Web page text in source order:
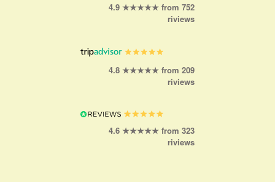
4.9 ★★★★★ from 752
riviews
4.8 ★★★★★ from 209
riviews
4.6 ★★★★★ from 323
riviews